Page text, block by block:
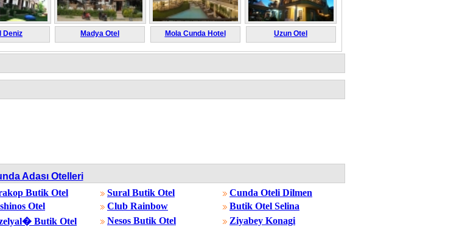
Deniz Madya Otel Mola Cunda Hotel Uzun Otel
Adası Otelleri
Butik Otel Sural Butik Otel
Cunda Oteli Dilmen
Otel Club Rainbow
Butik Otel Selina
Butik Otel Nesos Butik Otel
Ziyabey Konagi